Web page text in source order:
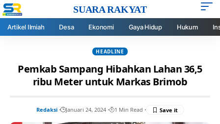
SUARA RAKYAT
Artikel Ilmiah Desa Ekonomi Gaya Hidup Hukum
HEADLINE
Pemkab Sampang Hibahkan Lahan 36,5
ribu Meter untuk Markas Brimob
Redaksi Januari 24, 2024 1 Min Read